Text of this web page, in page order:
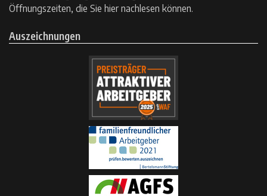
Öffnungszeiten, die Sie hier nachlesen können.
Auszeichnungen